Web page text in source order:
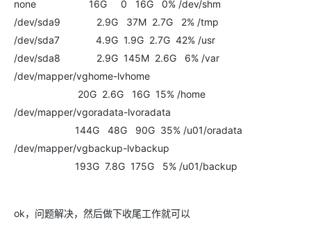
none 16G 0 16G 0% /dev/shm
/dev/sda9 2.9G 37M 2.7G 2% /tmp
/dev/sda7 4.9G 1.9G 2.7G 42% /usr
/dev/sda8 2.9G 145M 2.6G 6% /var
/dev/mapper/vghome-lvhome
20G 2.6G 16G 15% /home
/dev/mapper/vgoradata-lvoradata
144G 48G 90G 35% /u01/oradata
/dev/mapper/vgbackup-lvbackup
193G 7.8G 175G 5% /u01/backup
ok，问题解决，然后做下收尾工作就可以